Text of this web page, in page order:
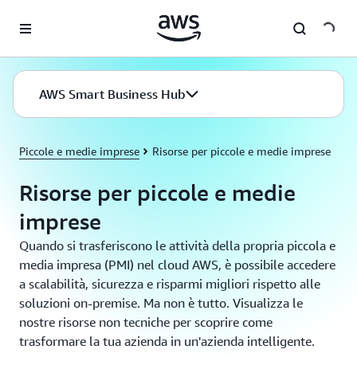
AWS Smart Business Hub
Piccole e medie imprese Risorse per piccole e medie imprese
Risorse per piccole e medie
imprese
Quando si trasferiscono le attività della propria piccola e
media impresa (PMI) nel cloud AWS, è possibile accedere
a scalabilità, sicurezza e risparmi migliori rispetto alle
soluzioni on-premise. Ma non è tutto. Visualizza le
nostre risorse non tecniche per scoprire come
trasformare la tua azienda in un'azienda intelligente.